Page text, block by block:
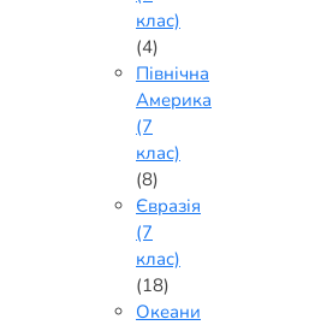
клас)
(4)
Північна
Америка
(7
клас)
(8)
Євразія
(7
клас)
(18)
Океани